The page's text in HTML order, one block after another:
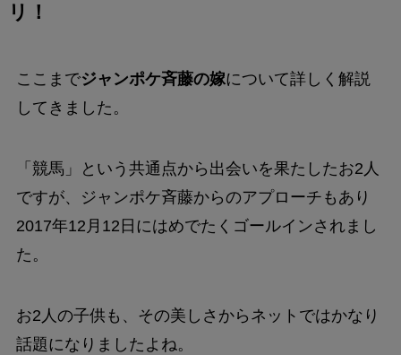
リ！
ここまでジャンポケ斉藤の嫁について詳しく解説
してきました。
「競馬」という共通点から出会いを果たしたお2人
ですが、ジャンポケ斉藤からのアプローチもあり
2017年12月12日にはめでたくゴールインされまし
た。
お2人の子供も、その美しさからネットではかなり
話題になりましたよね。